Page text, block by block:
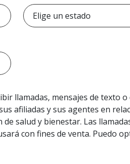
llamadas, mensajes de texto
afiliadas y sus agentes en
salud y bienestar. Las
con fines de venta. Puedo